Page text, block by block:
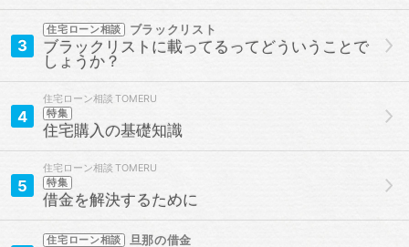
3
住宅ローン相談 ブラックリスト
ブラックリストに載ってるってどういうことで
しょうか？
4
住宅ローン相談
特集
住宅購入の基礎知識
5
住宅ローン相談
特集
借金を解決するために
住宅ローン相談 旦那の借金